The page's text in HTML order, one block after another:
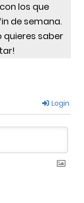
los que
de semana.
quieres saber
Login